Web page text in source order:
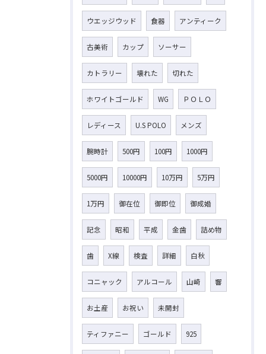
ウエッジウッド 食器 アンティーク
古美術 カップ ソーサー
カトラリー 壊れた 切れた
ホワイトゴールド WG ＰＯＬＯ
レディース U.S POLO メンズ
腕時計 500円 100円 1000円
5000円 10000円 10万円 5万円
1万円 御在位 御即位 御成婚
記念 昭和 平成 金歯 詰め物
歯 X線 検査 詳細 白秋
コニャック アルコール 山崎 響
お土産 お祝い 未開封
ティファニー ゴールド 925